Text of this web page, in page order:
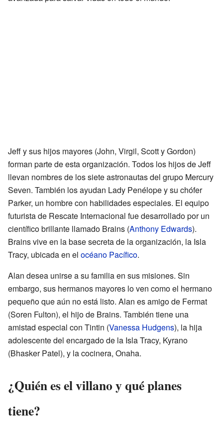
Jeff y sus hijos mayores (John, Virgil, Scott y Gordon)
forman parte de esta organización. Todos los hijos de Jeff
llevan nombres de los siete astronautas del grupo Mercury
Seven. También los ayudan Lady Penélope y su chófer
Parker, un hombre con habilidades especiales. El equipo
futurista de Rescate Internacional fue desarrollado por un
científico brillante llamado Brains (Anthony Edwards).
Brains vive en la base secreta de la organización, la Isla
Tracy, ubicada en el océano Pacífico.
Alan desea unirse a su familia en sus misiones. Sin
embargo, sus hermanos mayores lo ven como el hermano
pequeño que aún no está listo. Alan es amigo de Fermat
(Soren Fulton), el hijo de Brains. También tiene una
amistad especial con Tintin (Vanessa Hudgens), la hija
adolescente del encargado de la Isla Tracy, Kyrano
(Bhasker Patel), y la cocinera, Onaha.
¿Quién es el villano y qué planes
tiene?